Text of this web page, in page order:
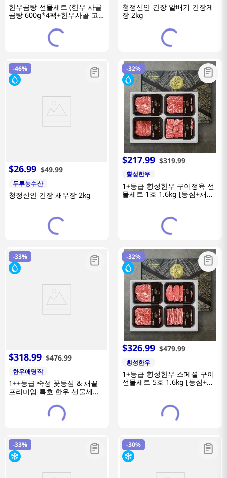
한우곰탕 선물세트 (한우 사골
곰탕 600g*4팩+한우사골 고
기곰탕 600g*1팩+사골고기도
가니탕 600g*1팩)
청정신안 간장 알배기 간장게
장 2kg
-46%
$26.99 $49.99
두루농수산
청정신안 간장 새우장 2kg
-32%
$217.99 $319.99
횡성한우
1+등급 횡성한우 구이정육 선
물세트 1호 1.6kg [등심+채끝
+불고기+국거리]
-33%
$318.99 $476.99
한우애명작
1++등급 숙성 꽃등심 & 채끝
프리미엄 특호 한우 선물세트
-32%
$326.99 $479.99
횡성한우
1+등급 횡성한우 스페셜 구이
선물세트 5호 1.6kg [등심+안
-33% -30%